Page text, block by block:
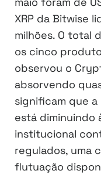
XRP da Bitwise
milhões. O total
os cinco
observou o
absorvendo
significam que
está diminuindo
institucional
regulados, uma
flutuação